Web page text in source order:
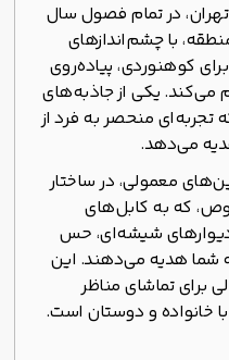
در تمام فصول سال
با چشم‌اندازهای
کوهنوردی، پیاده‌روی
می‌کند. یکی از جاذبه‌های
تجربه‌ای منحصر به فرد از
می‌دهد.
معمولی، در ساختار
که به کابل‌های
شیشه‌ای، حس
شما هدیه می‌دهند. این
برای تماشای مناظر
خانواده و دوستان است.